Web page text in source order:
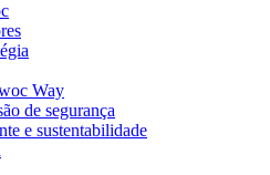
Way
de segurança
e sustentabilidade